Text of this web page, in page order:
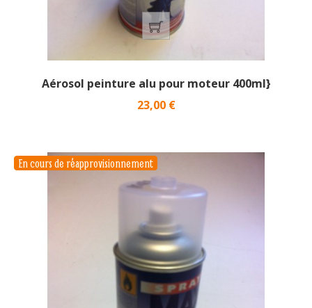
Aérosol peinture alu pour moteur 400ml}
Prix
23,00 €
En cours de réapprovisionnement